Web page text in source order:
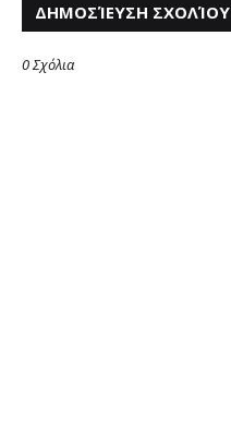
ΔΗΜΟΣΊΕΥΣΗ ΣΧΟΛΊΟΥ
0 Σχόλια